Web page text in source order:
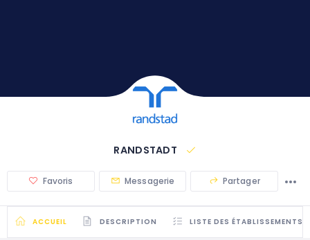
RANDSTADT
Favoris Messagerie Partager
ACCUEIL DESCRIPTION LISTE DES ÉTABLISSEMENTS